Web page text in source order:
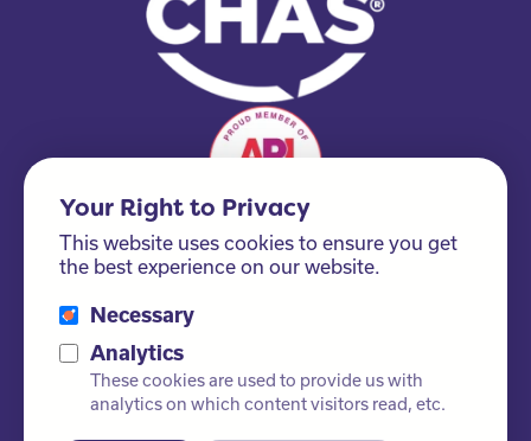
Please ask us about our FSC® certified products!
Your Right to Privacy
This website uses cookies to ensure you get
the best experience on our website.
Necessary
Analytics
These cookies are used to provide us with
analytics on which content visitors read, etc.